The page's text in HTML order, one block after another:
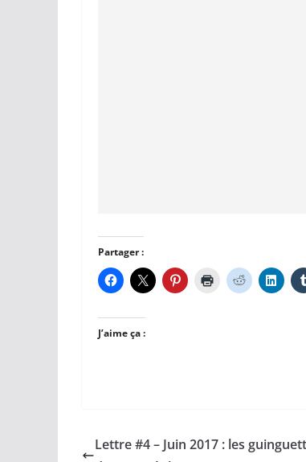
Partager :
J’aime ça :
Lettre #4 – Juin 2017 : les